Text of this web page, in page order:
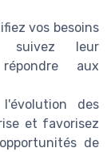
vos besoins
suivez leur
aux
des
et favorisez
de